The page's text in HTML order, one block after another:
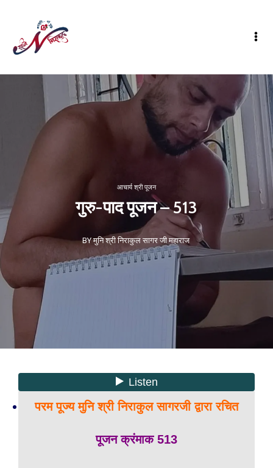
आचार्य श्री पूजन
गुरु-पाद पूजन – 513
BY मुनि श्री निराकुल सागर जी महाराज
परम पूज्य मुनि श्री निराकुल सागरजी द्वारा रचित
पूजन क्रंमाक 513